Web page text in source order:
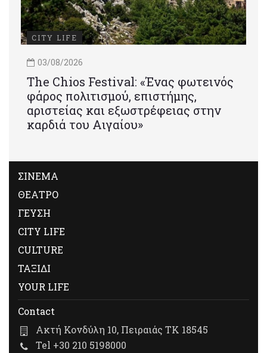
CITY LIFE
03/08/2026
Τhe Chios Festival: «Ένας φωτεινός
φάρος πολιτισμού, επιστήμης,
αριστείας και εξωστρέφειας στην
καρδιά του Αιγαίου»
ΣΙΝΕΜΑ
ΘΕΑΤΡΟ
ΓΕΥΣΗ
CITY LIFE
CULTURE
ΤΑΞΙΔΙ
YOUR LIFE
Contact
Ακτή Κονδύλη 10, Πειραιάς ΤΚ 18545
Tel +30 210 5198000